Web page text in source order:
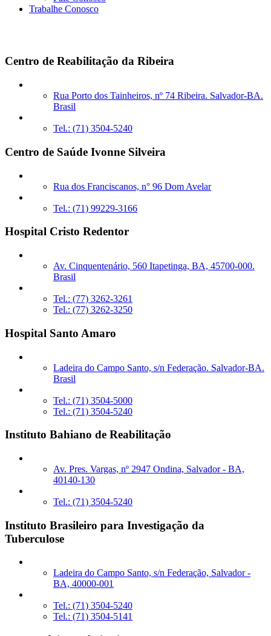
Trabalhe Conosco
Centro de Reabilitação da Ribeira
Rua Porto dos Tainheiros, nº 74 Ribeira. Salvador-BA.
Brasil
Tel.: (71) 3504-5240
Centro de Saúde Ivonne Silveira
Rua dos Franciscanos, n° 96 Dom Avelar
Tel.: (71) 99229-3166
Hospital Cristo Redentor
Av. Cinquentenário, 560 Itapetinga, BA, 45700-000.
Brasil
Tel.: (77) 3262-3261
Tel.: (77) 3262-3250
Hospital Santo Amaro
Ladeira do Campo Santo, s/n Federação. Salvador-BA.
Brasil
Tel.: (71) 3504-5000
Tel.: (71) 3504-5240
Instituto Bahiano de Reabilitação
Av. Pres. Vargas, nº 2947 Ondina, Salvador - BA,
40140-130
Tel.: (71) 3504-5240
Instituto Brasileiro para Investigação da
Tuberculose
Ladeira do Campo Santo, s/n Federação, Salvador -
BA, 40000-001
Tel.: (71) 3504-5240
Tel.: (71) 3504-5141